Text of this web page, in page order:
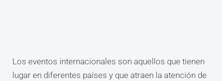
Los eventos internacionales son aquellos que tienen
lugar en diferentes países y que atraen la atención de